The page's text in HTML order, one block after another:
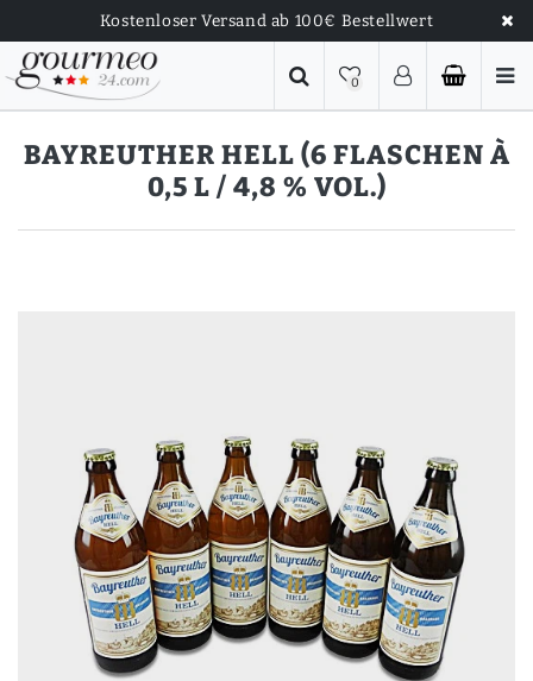
Kostenloser Versand ab 100€ Bestellwert
0
BAYREUTHER HELL (6 FLASCHEN À
0,5 L / 4,8 % VOL.)